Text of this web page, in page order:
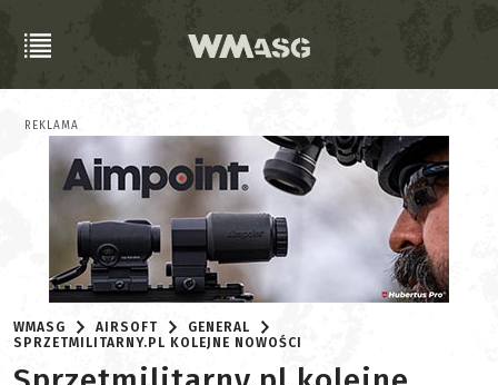
REKLAMA
WMASG AIRSOFT
GENERAL
SPRZETMILITARNY.PL KOLEJNE NOWOŚCI